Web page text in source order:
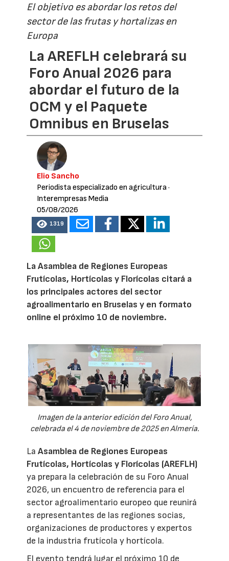
El objetivo es abordar los retos del
sector de las frutas y hortalizas en
Europa
La AREFLH celebrará su
Foro Anual 2026 para
abordar el futuro de la
OCM y el Paquete
Omnibus en Bruselas
Elio Sancho
Periodista especializado en agricultura·
Interempresas Media
05/08/2026
1319
La Asamblea de Regiones Europeas
Frutícolas, Hortícolas y Florícolas citará a
los principales actores del sector
agroalimentario en Bruselas y en formato
online el próximo 10 de noviembre.
Imagen de la anterior edición del Foro Anual,
celebrada el 4 de noviembre de 2025 en Almería.
LaAsamblea de Regiones Europeas
Frutícolas, Hortícolas y Florícolas (AREFLH)
ya prepara la celebración de su Foro Anual
2026, un encuentro de referencia para el
sector agroalimentario europeo que reunirá
a representantes de las regiones socias,
organizaciones de productores y expertos
de la industria frutícola y hortícola.
El evento tendrá lugar el próximo 10 de